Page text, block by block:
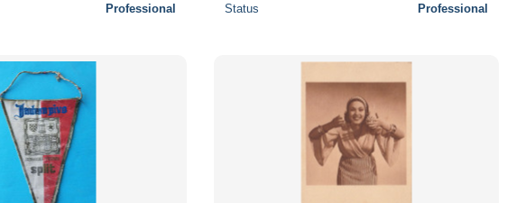
Professional Status Professional